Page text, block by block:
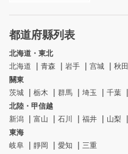
都道府縣列表
北海道・東北
北海道
青森 岩手 宫城 秋田
關東
茨城
栃木 群馬 埼玉 千葉
北陸・甲信越
新潟
富山 石川 福井 山梨
東海
岐阜
靜岡 愛知
三重